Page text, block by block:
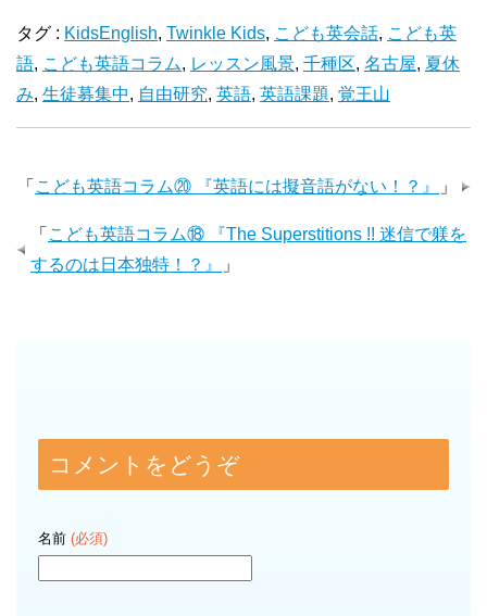
タグ : KidsEnglish, Twinkle Kids, こども英会話, こども英
語, こども英語コラム, レッスン風景, 千種区, 名古屋, 夏休
み, 生徒募集中, 自由研究, 英語, 英語課題, 覚王山
「 こども英語コラム⑳ 『英語には擬音語がない！？』 」
「 こども英語コラム⑱ 『The Superstitions !! 迷信で躾を
するのは日本独特！？』
」
コメントをどうぞ
名前 (必須)